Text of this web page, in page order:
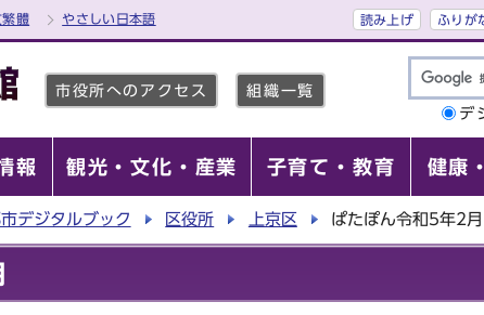
繁體 やさしい日本語 読み上げ ふりが
市役所へのアクセス
組織一覧
デ
報 観光・文化・産業 子育て・教育 健康
デジタルブック 区役所 上京区 ぱたぽん令和5年2月